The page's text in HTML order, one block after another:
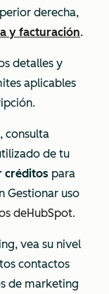
derecha,
y facturación.
detalles y
aplicables
, consulta
de tu
créditos para
Gestionar uso
deHubSpot.
vea su nivel
contactos
de marketing